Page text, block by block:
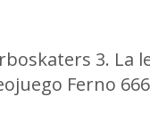
3. La
Ferno 666